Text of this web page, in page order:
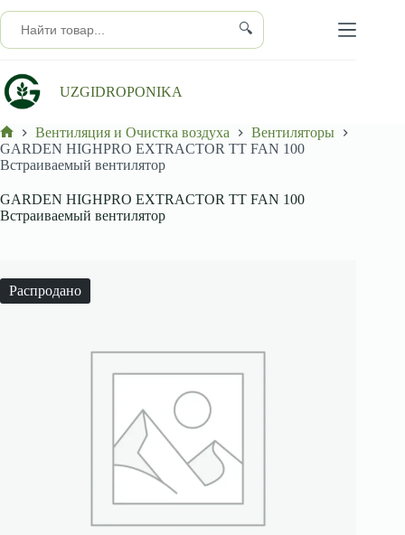
к
сути
🔍
UZGIDROPONIKA
Главная
Вентиляция и Очистка воздуха
Вентиляторы
GARDEN HIGHPRO EXTRACTOR TT FAN 100
Встраиваемый вентилятор
GARDEN HIGHPRO EXTRACTOR TT FAN 100
Встраиваемый вентилятор
Распродано